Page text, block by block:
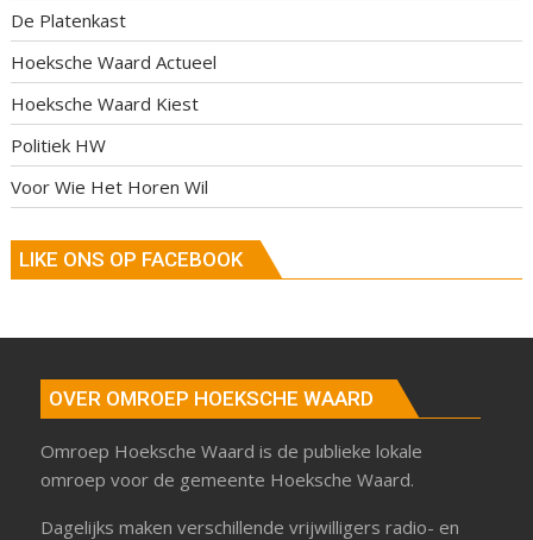
De Platenkast
Hoeksche Waard Actueel
Hoeksche Waard Kiest
Politiek HW
Voor Wie Het Horen Wil
LIKE ONS OP FACEBOOK
OVER OMROEP HOEKSCHE WAARD
Omroep Hoeksche Waard is de publieke lokale
omroep voor de gemeente Hoeksche Waard.
Dagelijks maken verschillende vrijwilligers radio- en